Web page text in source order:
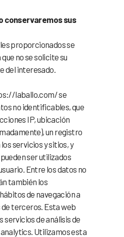
conservaremos sus
proporcionados se
no se solicite su
del interesado.
laballo.com/ se
no identificables, que
IP, ubicación
un registro
servicios y sitios, y
ser utilizados
Entre los datos no
también los
de navegación a
terceros. Esta web
servicios de análisis de
Utilizamos esta